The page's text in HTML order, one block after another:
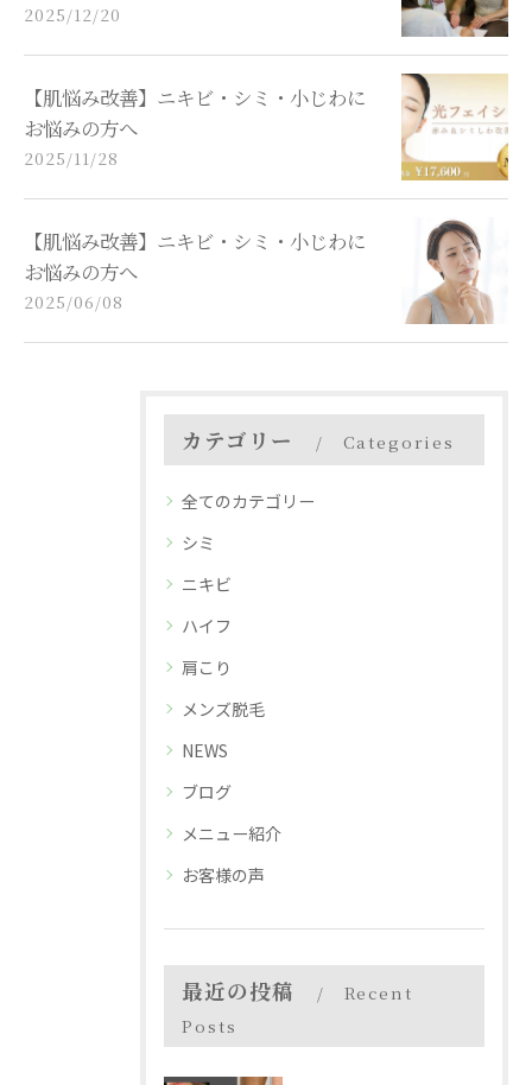
2025/12/20
【肌悩み改善】ニキビ・シミ・小じわに
お悩みの方へ
2025/11/28
【肌悩み改善】ニキビ・シミ・小じわに
お悩みの方へ
2025/06/08
カテゴリー Categories
全てのカテゴリー
シミ
ニキビ
ハイフ
肩こり
メンズ脱毛
NEWS
ブログ
メニュー紹介
お客様の声
最近の投稿
Recent
Posts